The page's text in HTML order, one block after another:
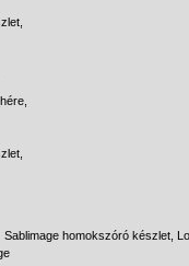
Sablimage homokszóró készlet,